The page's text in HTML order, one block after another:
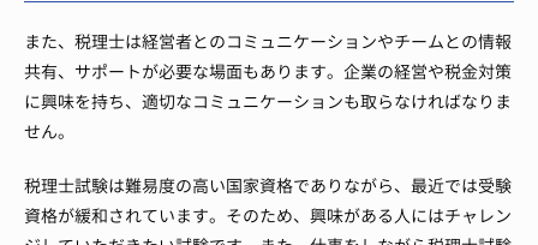
また、税理士は経営者とのコミュニケーションやチームとの情報
共有、サポートが必要な場面もあります。企業の経営や税金対策
に興味を持ち、適切なコミュニケーションも取らなければなりま
せん。
税理士試験は難易度の高い国家資格でありながら、最近では受験
資格が緩和されています。そのため、興味がある人にはチャレン